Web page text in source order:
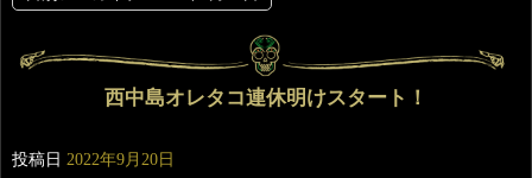
西中島オレタコ連休明けスタート！
投稿日 2022年9月20日